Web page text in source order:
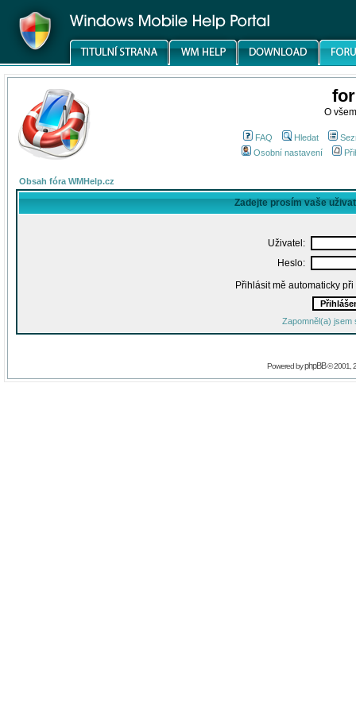
O
FAQ Hledat
Osobní nastavení
Obsah fóra WMHelp.cz
Zadejte prosím vaše
Uživatel:
Heslo:
Přihlásit mě automaticky
Zapomněl(a) jsem
Powered byphpBB© 2001,